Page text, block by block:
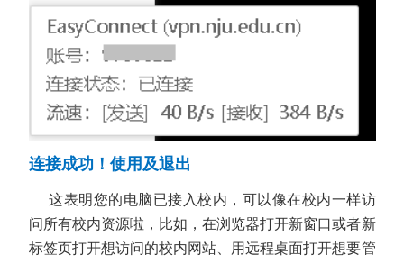
连接成功！使用及退出
这表明您的电脑已接入校内，可以像在校内一样访
问所有校内资源啦，比如，在浏览器打开新窗口或者新
标签页打开想访问的校内网站、用远程桌面打开想要管